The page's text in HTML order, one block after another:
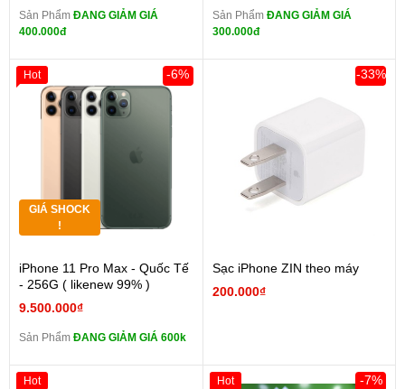
Sản Phẩm ĐANG GIẢM GIÁ
400.000đ
Sản Phẩm ĐANG GIẢM GIÁ
300.000đ
GIÁ SHOCK
!
iPhone 11 Pro Max - Quốc Tế
- 256G ( likenew 99% )
9.500.000₫
-6%
Sản Phẩm ĐANG GIẢM GIÁ 600k
Hot
Sạc iPhone ZIN theo máy
200.000₫
-33%
Hot -7%
Hot